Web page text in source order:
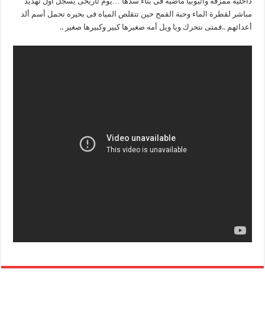
مباشر لقطرة الماء وحبة القمح حين تتقلص المياه فى بحيره تحمل أسم ألد
أعدائهم ..فمتى نتحرك ويا ويل أمه صغيرها كبير وكبيرها صغير ..